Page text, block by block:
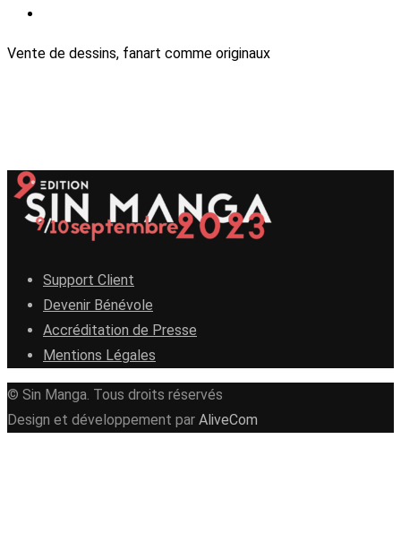
Vente de dessins, fanart comme originaux
Support Client
Devenir Bénévole
Accréditation de Presse
Mentions Légales
© Sin Manga. Tous droits réservés
Design et développement par AliveCom